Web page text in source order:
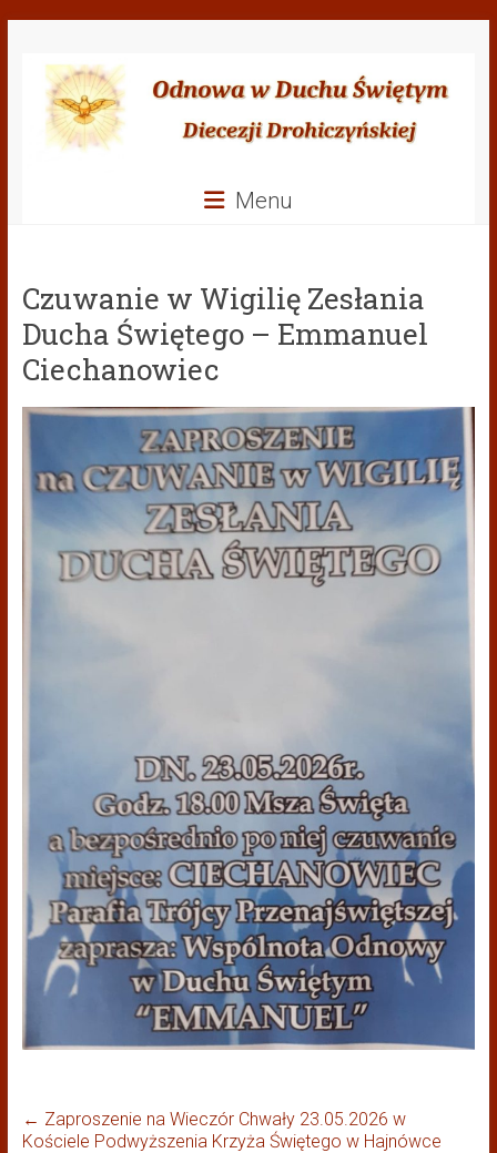
treściOdnowa
w
Duchu
Menu
Czuwanie w Wigilię Zesłania
Ducha Świętego – Emmanuel
Ciechanowiec
← Zaproszenie na Wieczór Chwały 23.05.2026 w
Kościele Podwyższenia Krzyża Świętego w Hajnówce